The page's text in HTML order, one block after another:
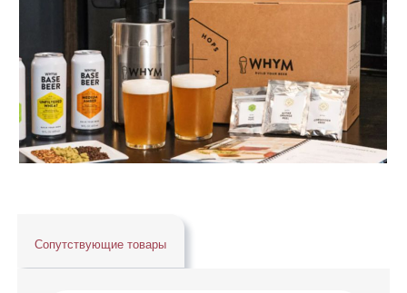
Сопутствующие товары